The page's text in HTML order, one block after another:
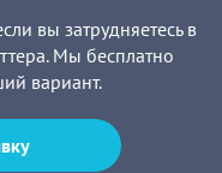
вы затрудняетесь в
Мы бесплатно
вариант.